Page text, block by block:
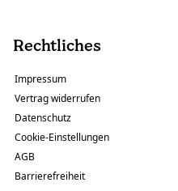
Rechtliches
Impressum
Vertrag widerrufen
Datenschutz
Cookie-Einstellungen
AGB
Barrierefreiheit